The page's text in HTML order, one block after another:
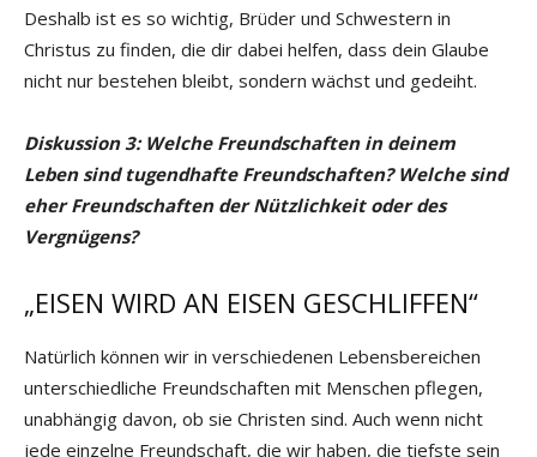
Deshalb ist es so wichtig, Brüder und Schwestern in
Christus zu finden, die dir dabei helfen, dass dein Glaube
nicht nur bestehen bleibt, sondern wächst und gedeiht.
Diskussion 3: Welche Freundschaften in deinem
Leben sind tugendhafte Freundschaften? Welche sind
eher Freundschaften der Nützlichkeit oder des
Vergnügens?
„EISEN WIRD AN EISEN GESCHLIFFEN“
Natürlich können wir in verschiedenen Lebensbereichen
unterschiedliche Freundschaften mit Menschen pflegen,
unabhängig davon, ob sie Christen sind. Auch wenn nicht
jede einzelne Freundschaft, die wir haben, die tiefste sein